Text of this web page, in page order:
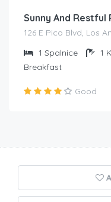
Sunny And Restful
126 E Pico Blvd, Los
1 Spalnice 1
Breakfast
Good